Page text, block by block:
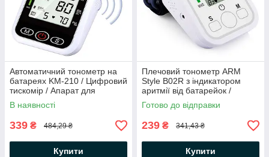
Автоматичний тонометр на
батареях KM-210 / Цифровий
тискомір / Апарат для
вимірювання тиску
В наявності
339 ₴ 484,29 ₴
Купити
Плечовий тонометр ARM
Style B02R з індикатором
аритмії від батарейок /
Автоматичний апарат для
тиску
Готово до відправки
239 ₴ 341,43 ₴
Купити